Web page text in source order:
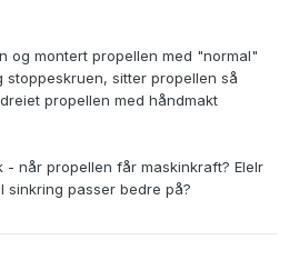
og montert propellen med "normal"
sitter propellen så
propellen med håndmakt
- når propellen får maskinkraft? Elelr
sinkring passer bedre på?